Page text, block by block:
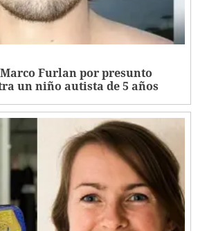
Furlan por presunto
un niño autista de 5 años